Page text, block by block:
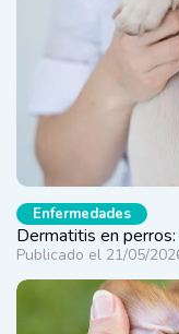
Enfermedades
Dermatitis en
Publicado el 21/05/